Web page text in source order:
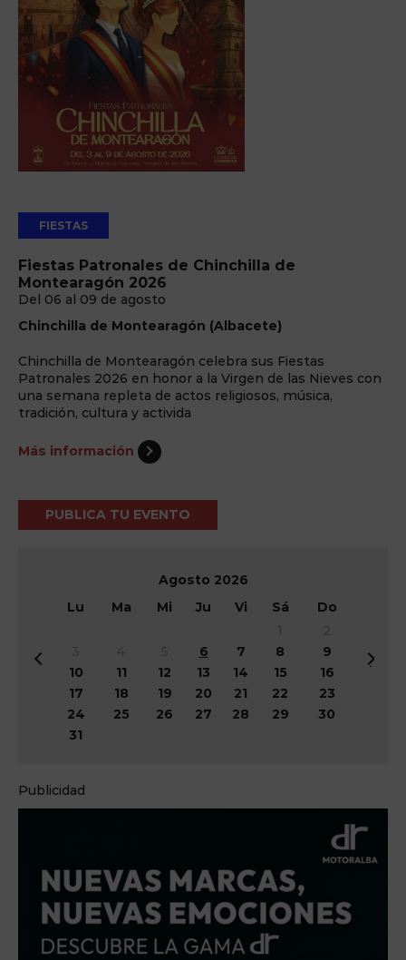
FIESTAS
Fiestas Patronales de Chinchilla de
Montearagón 2026
Del 06 al 09 de agosto
Chinchilla de Montearagón (Albacete)
Chinchilla de Montearagón celebra sus Fiestas
Patronales 2026 en honor a la Virgen de las Nieves con
una semana repleta de actos religiosos, música,
tradición, cultura y activida
Más información
PUBLICA TU EVENTO
t
Si
Agosto 2026
Lu
Ma Mi Ju Vi Sá
Do
6 7 8
9
10
11 12 13 14 15
16
17
18 19 20 21 22
23
24
25 26 27 28 29
30
31
Publicidad